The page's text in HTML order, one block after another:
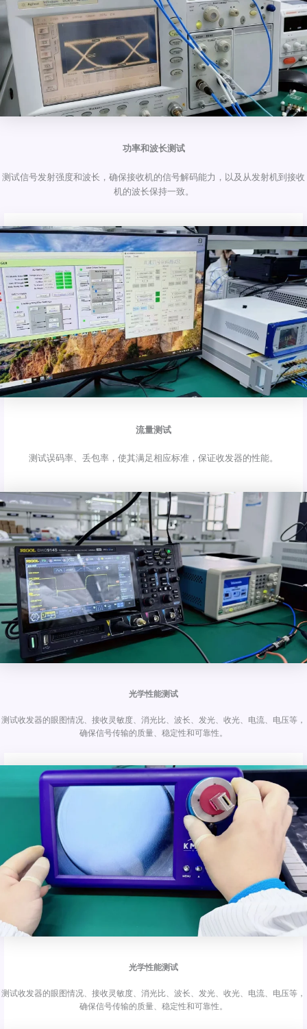
功率和波长测试
测试信号发射强度和波长，确保接收机的信号解码能力，以及从发射机到接收
机的波长保持一致。
流量测试
测试误码率、丢包率，使其满足相应标准，保证收发器的性能。
光学性能测试
测试收发器的眼图情况、接收灵敏度、消光比、波长、发光、收光、电流、电压等，
确保信号传输的质量、稳定性和可靠性。
光学性能测试
测试收发器的眼图情况、接收灵敏度、消光比、波长、发光、收光、电流、电压等，
确保信号传输的质量、稳定性和可靠性。